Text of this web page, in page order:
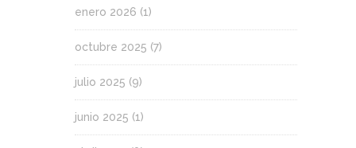
enero 2026 (1)
octubre 2025 (7)
julio 2025 (9)
junio 2025 (1)